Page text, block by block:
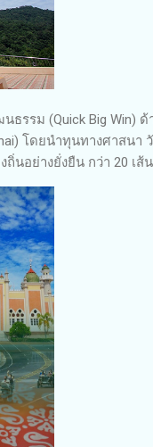
รรม (Quick Big Win) ด้
โดยนำทุนทางศาสนา
นอย่างยั่งยืน กว่า 20 เส้